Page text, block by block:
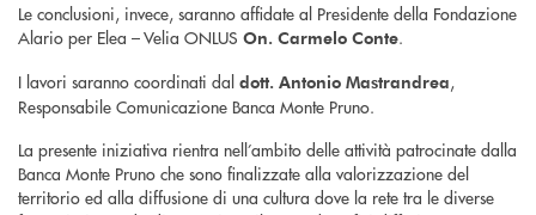
Le conclusioni, invece, saranno affidate al Presidente della Fondazione
Alario per Elea – Velia ONLUS On. Carmelo Conte.
I lavori saranno coordinati dal dott. Antonio Mastrandrea,
Responsabile Comunicazione Banca Monte Pruno.
La presente iniziativa rientra nell’ambito delle attività patrocinate dalla
Banca Monte Pruno che sono finalizzate alla valorizzazione del
territorio ed alla diffusione di una cultura dove la rete tra le diverse